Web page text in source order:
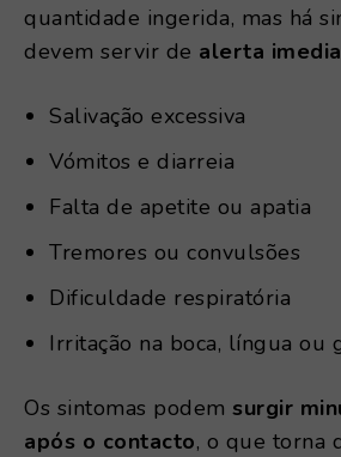
quantidade ingerida, mas há
devem servir de alerta
Salivação excessiva
Vómitos e diarreia
Falta de apetite ou apatia
Tremores ou convulsões
Dificuldade respiratória
Irritação na boca, língua ou
Os sintomas podem surgir
após o contacto, o que torna